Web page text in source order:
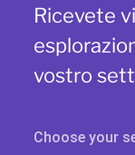
Ricevete
vostro
Choose your